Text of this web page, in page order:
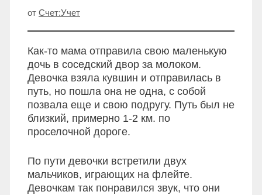
от Счет:Учет
Как-то мама отправила свою маленькую
дочь в соседский двор за молоком.
Девочка взяла кувшин и отправилась в
путь, но пошла она не одна, с собой
позвала еще и свою подругу. Путь был не
близкий, примерно 1-2 км. по
проселочной дороге.
По пути девочки встретили двух
мальчиков, играющих на флейте.
Девочкам так понравился звук, что они